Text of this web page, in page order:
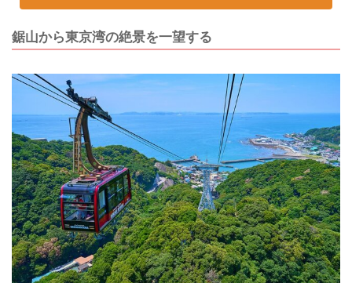
鋸山から東京湾の絶景を一望する